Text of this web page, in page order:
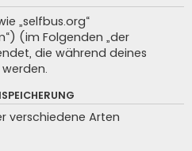
h
„selfbus.org“
(im Folgenden „der
die während deines
verschiedene Arten